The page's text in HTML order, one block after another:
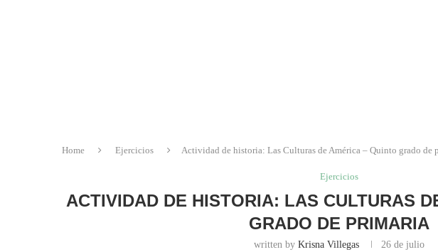
Home Ejercicios Actividad de historia: Las Culturas de América – Quinto grado de
Ejercicios
ACTIVIDAD DE HISTORIA: LAS CULTURAS
GRADO DE PRIMARIA
written by Krisna Villegas 26 de julio